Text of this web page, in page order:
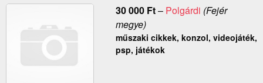
30 000 Ft– Polgárdi (Fejér
megye)
műszaki cikkek, konzol, videojáték,
psp, játékok